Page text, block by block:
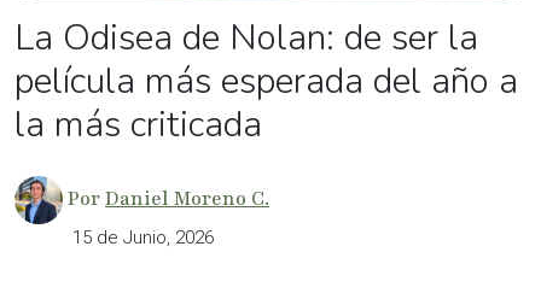
La Odisea de Nolan: de ser la
película más esperada del año a
la más criticada
PorDaniel Moreno C.
15 de Junio, 2026